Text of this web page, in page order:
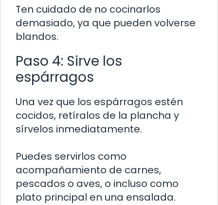
Ten cuidado de no cocinarlos
demasiado, ya que pueden volverse
blandos.
Paso 4: Sirve los
espárragos
Una vez que los espárragos estén
cocidos, retíralos de la plancha y
sírvelos inmediatamente.
Puedes servirlos como
acompañamiento de carnes,
pescados o aves, o incluso como
plato principal en una ensalada.